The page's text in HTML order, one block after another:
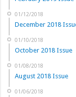
01/12/2018
December 2018
01/10/2018
October 2018 Issue
01/08/2018
August 2018 Issue
01/06/2018